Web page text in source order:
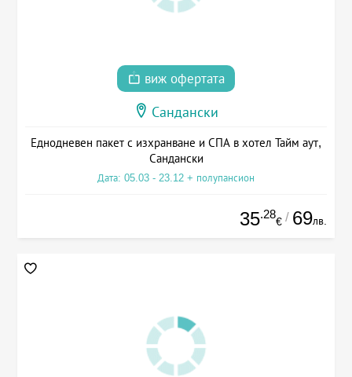
виж офертата
Сандански
Еднодневен пакет с изхранване и СПА в хотел Тайм аут,
Сандански
Дата: 05.03 - 23.12 + полупансион
35.28
€ / 69лв.